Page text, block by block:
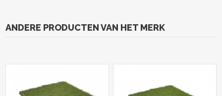
ANDERE PRODUCTEN VAN HET MERK